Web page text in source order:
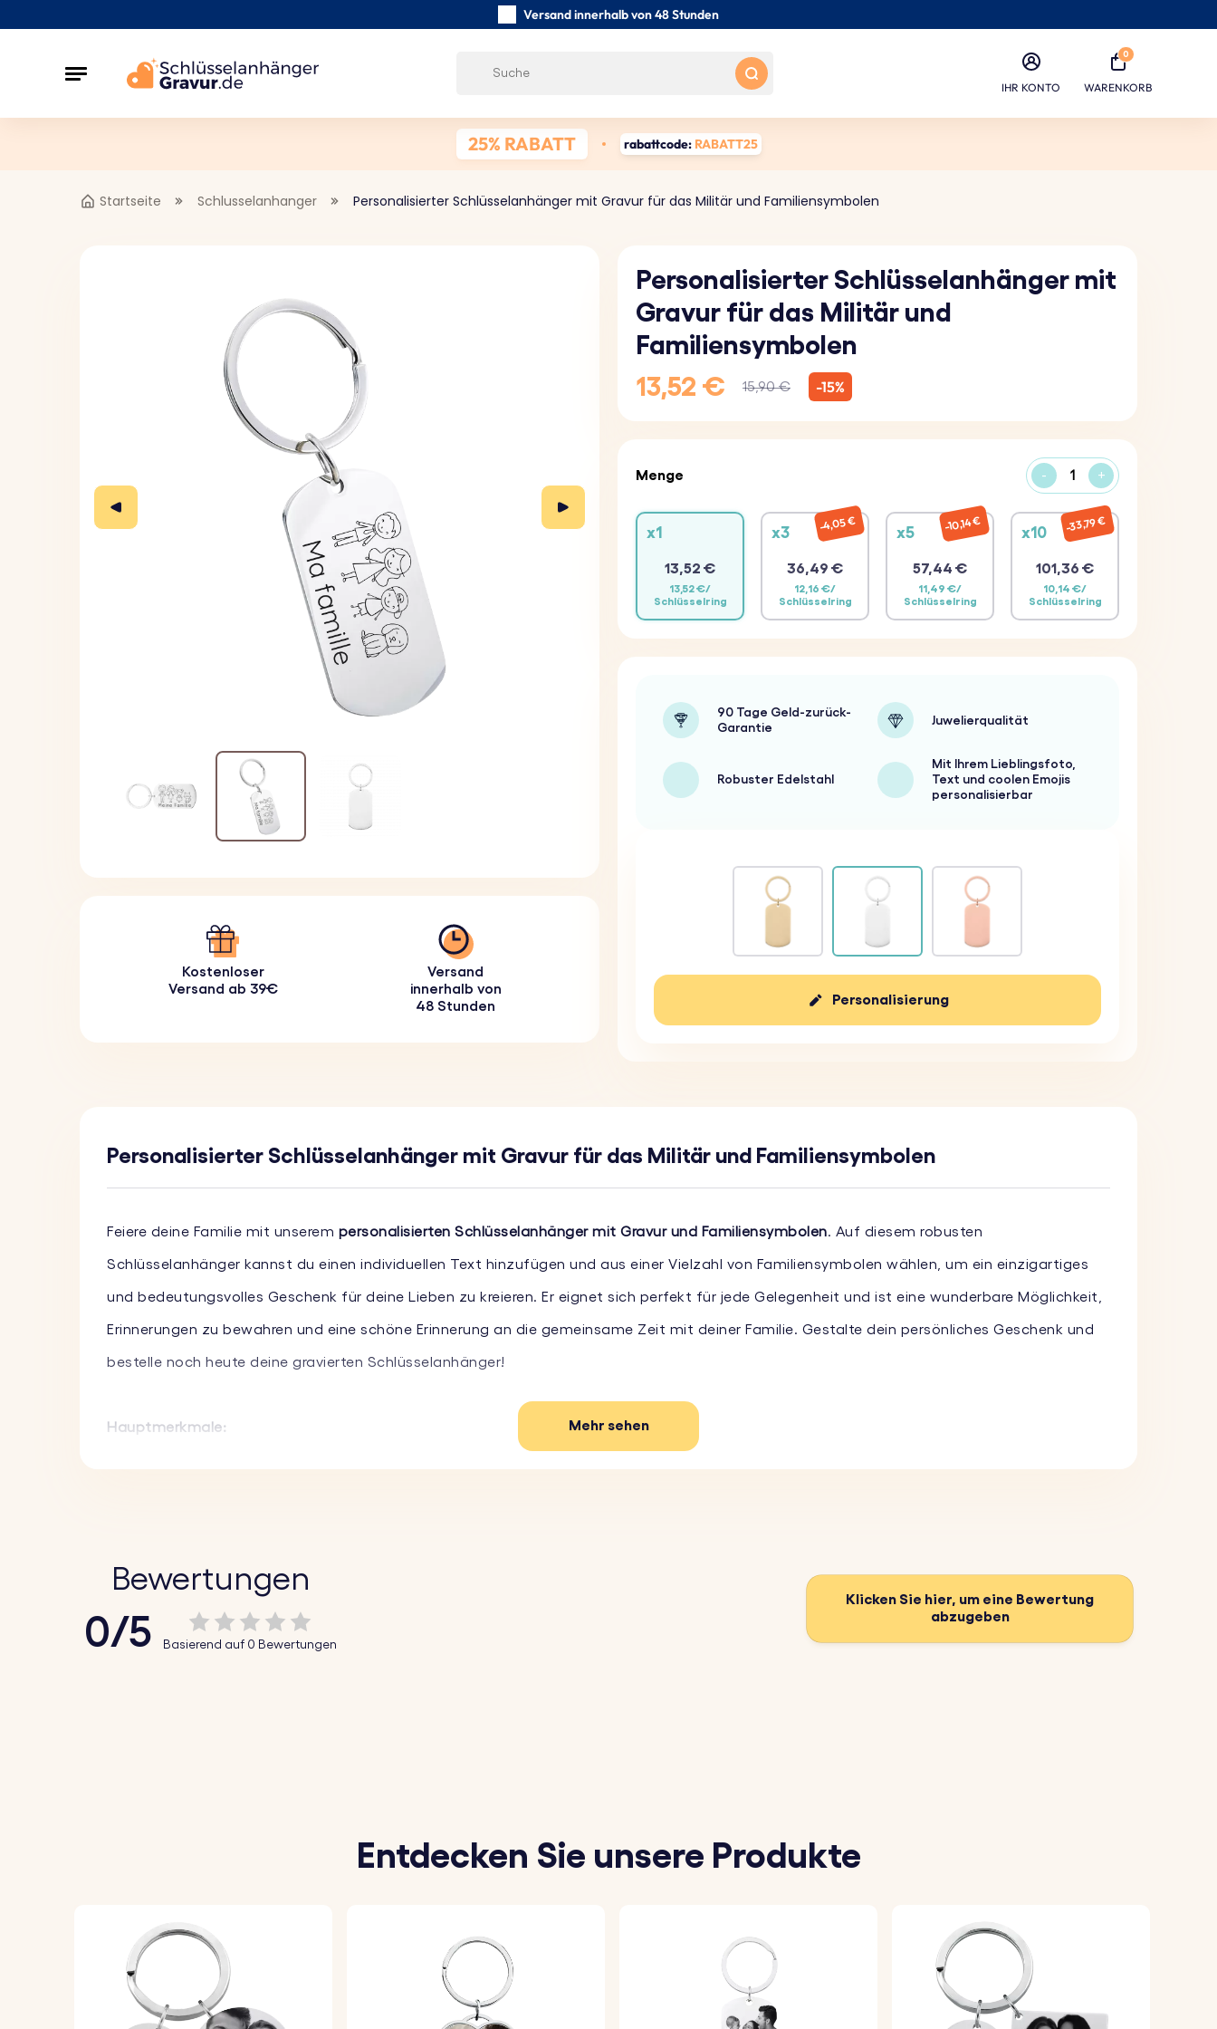
Versand innerhalb von 48 Stunden
IHR KONTO
0
WARENKORB
25% RABATT rabattcode: RABATT25
Startseite Schlusselanhanger Personalisierter Schlüsselanhänger mit Gravur für das Militär und Familiensymbolen
Kostenloser
Versand ab 39€
Versand
innerhalb von
48 Stunden
Personalisierter Schlüsselanhänger mit
Gravur für das Militär und
Familiensymbolen
13,52 €
15,90 € -15%
Menge - +
x1
13,52 €
13,52 €/
Schlüsselring
x3
36,49 €
12,16 €/
Schlüsselring
4,05 € x5
57,44 €
11,49 €/
Schlüsselring
10,14 € x10
101,36 €
10,14 €/
Schlüsselring
33,79 €
90 Tage Geld-zurück-
Garantie
Juwelierqualität
Robuster Edelstahl
Mit Ihrem Lieblingsfoto,
Text und coolen Emojis
personalisierbar
Personalisierung
Personalisierter Schlüsselanhänger mit Gravur für das Militär und Familiensymbolen
Feiere deine Familie mit unserem personalisierten Schlüsselanhänger mit Gravur und Familiensymbolen. Auf diesem robusten
Schlüsselanhänger kannst du einen individuellen Text hinzufügen und aus einer Vielzahl von Familiensymbolen wählen, um ein einzigartiges
und bedeutungsvolles Geschenk für deine Lieben zu kreieren. Er eignet sich perfekt für jede Gelegenheit und ist eine wunderbare Möglichkeit,
Erinnerungen zu bewahren und eine schöne Erinnerung an die gemeinsame Zeit mit deiner Familie. Gestalte dein persönliches Geschenk und
bestelle noch heute deine gravierten Schlüsselanhänger!
Hauptmerkmale:
♥ Vielseitiges Design:Das militärische Design macht ihn zu einem stilvollen und praktischen Accessoire, das du überallhin mitnehmen kannst.
Er ist ideal, um deinen Schlüsseln eine persönliche Note zu verleihen oder um ihn an ein Familienmitglied zu verschenken.
Abmessungen:50 mm x 28 mm
Ring Abmessungen:
Material:Polierter rostfreier Stahl
Mehr sehen
Bewertungen
0/5 Basierend auf 0 Bewertungen
Klicken Sie hier, um eine Bewertung
abzugeben
Entdecken Sie unsere Produkte